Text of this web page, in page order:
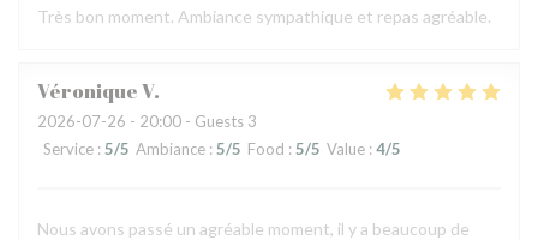
Très bon moment. Ambiance sympathique et repas agréable.
VéroniqueV
2026-07-26 - 20:00 - Guests 3
Service : 5/5 Ambiance : 5/5 Food : 5/5 Value : 4/5
Nous avons passé un agréable moment, il y a beaucoup de